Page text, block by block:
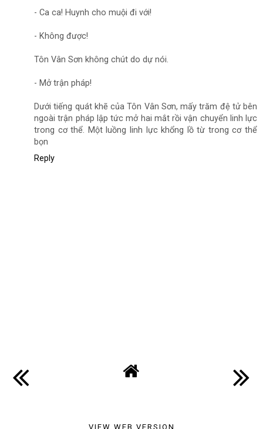
- Ca ca! Huynh cho muội đi với!
- Không được!
Tôn Vân Sơn không chút do dự nói.
- Mở trận pháp!
Dưới tiếng quát khẽ của Tôn Vân Sơn, mấy trăm đệ tử bên
ngoài trận pháp lập tức mở hai mắt rồi vận chuyển linh lực
trong cơ thể. Một luồng linh lực khổng lồ từ trong cơ thể
bọn
Reply
VIEW WEB VERSION